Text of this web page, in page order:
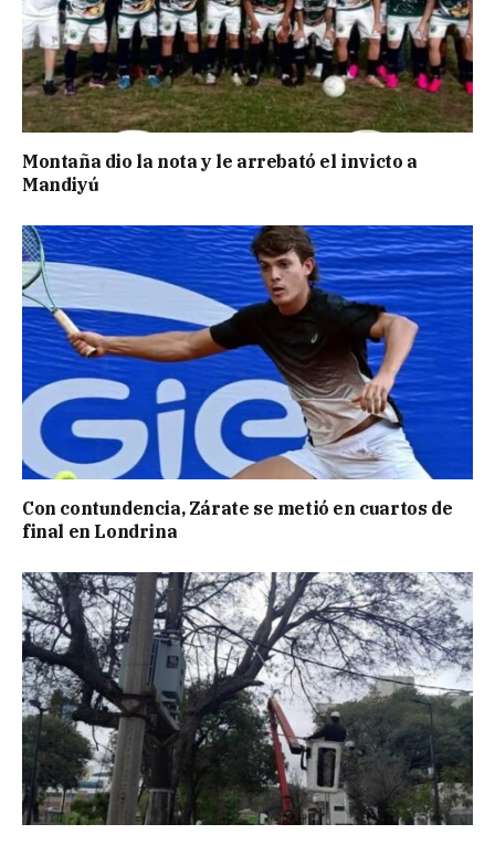
Montaña dio la nota y le arrebató el invicto a
Mandiyú
Con contundencia, Zárate se metió en cuartos de
final en Londrina